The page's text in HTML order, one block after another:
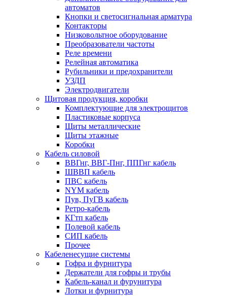
автоматов
Кнопки и светосигнальная арматура
Контакторы
Низковольтное оборудование
Преобразователи частоты
Реле времени
Релейная автоматика
Рубильники и предохранители
УЗДП
Электродвигатели
Щитовая продукция, коробки
Комплектующие для электрощитов
Пластиковые корпуса
Щиты металлические
Щиты этажные
Коробки
Кабель силовой
ВВГнг, ВВГ-Пнг, ППГнг кабель
ШВВП кабель
ПВС кабель
NYM кабель
Пув, ПуГВ кабель
Ретро-кабель
КГтп кабель
Полевой кабель
СИП кабель
Прочее
Кабеленесущие системы
Гофра и фурнитура
Держатели для гофры и трубы
Кабель-канал и фурунитура
Лотки и фурнитура